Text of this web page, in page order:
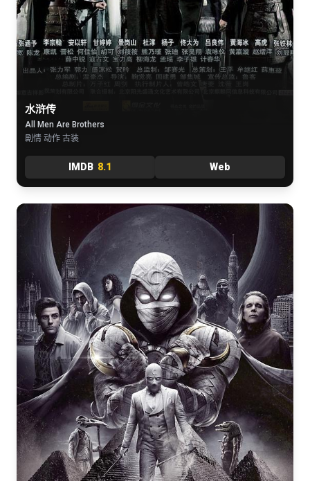
水浒传
All Men Are Brothers
剧情 动作 古装
IMDB 8.1 Web